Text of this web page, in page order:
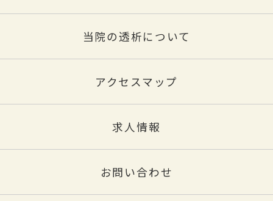
当院の透析について
アクセスマップ
求人情報
お問い合わせ